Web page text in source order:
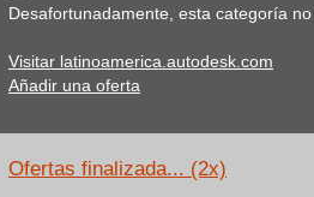
Desafortunadamente, esta categoría
Visitar latinoamerica.autodesk.com
Añadir una oferta
Ofertas finalizada... (2x)